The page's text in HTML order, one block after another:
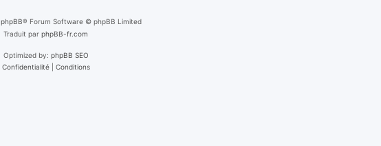
phpBB® Forum Software © phpBB Limited
Traduit par phpBB-fr.com
Optimized by: phpBB SEO
Confidentialité| Conditions